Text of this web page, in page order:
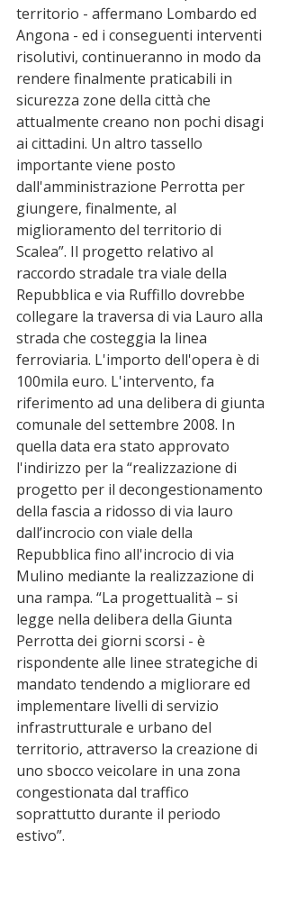
territorio - affermano Lombardo ed
Angona - ed i conseguenti interventi
risolutivi, continueranno in modo da
rendere finalmente praticabili in
sicurezza zone della città che
attualmente creano non pochi disagi
ai cittadini. Un altro tassello
importante viene posto
dall'amministrazione Perrotta per
giungere, finalmente, al
miglioramento del territorio di
Scalea”. Il progetto relativo al
raccordo stradale tra viale della
Repubblica e via Ruffillo dovrebbe
collegare la traversa di via Lauro alla
strada che costeggia la linea
ferroviaria. L'importo dell'opera è di
100mila euro. L'intervento, fa
riferimento ad una delibera di giunta
comunale del settembre 2008. In
quella data era stato approvato
l'indirizzo per la “realizzazione di
progetto per il decongestionamento
della fascia a ridosso di via lauro
dall’incrocio con viale della
Repubblica fino all'incrocio di via
Mulino mediante la realizzazione di
una rampa. “La progettualità – si
legge nella delibera della Giunta
Perrotta dei giorni scorsi - è
rispondente alle linee strategiche di
mandato tendendo a migliorare ed
implementare livelli di servizio
infrastrutturale e urbano del
territorio, attraverso la creazione di
uno sbocco veicolare in una zona
congestionata dal traffico
soprattutto durante il periodo
estivo”.